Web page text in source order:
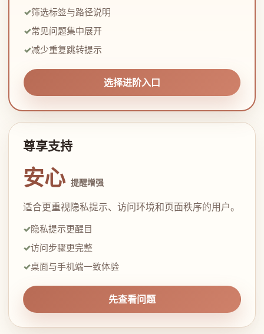
筛选标签与路径说明
常见问题集中展开
减少重复跳转提示
选择进阶入口
尊享支持
安心 提醒增强
适合更重视隐私提示、访问环境和页面秩序的用户。
隐私提示更醒目
访问步骤更完整
桌面与手机端一致体验
先查看问题